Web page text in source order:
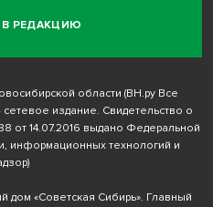
В РЕДАКЦИЮ
области (ВН.ру Все
издание. Свидетельство о
от 14.07.2016 выдано Федеральной
информационных технологий и
дом «Советская Сибирь». Главный